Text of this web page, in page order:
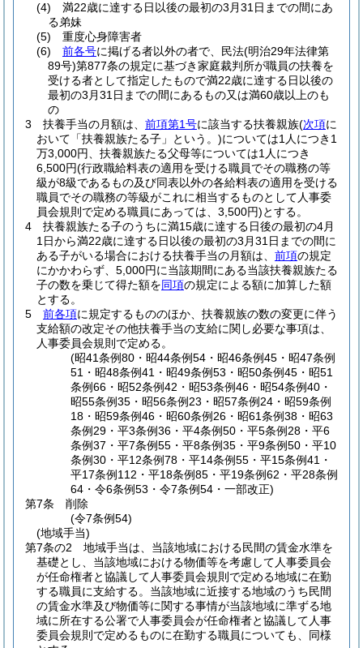
(4)
満22歳に達する日以後の最初の3月31日までの間にあ
る弟妹
(5)
重度心身障害者
(6)
前各号に掲げる者以外の者で、民法(明治29年法律第
89号)第877条の規定に基づき家庭裁判所が職員の扶養を
受ける者として指定したもので満22歳に達する日以後の
最初の3月31日までの間にあるもの又は満60歳以上のも
の
3
扶養手当の月額は、 前項第1号に該当する扶養親族(次項に
おいて「扶養親族たる子」という。)については1人につき1
万3,000円、扶養親族たる父母等については1人につき
6,500円(行政職給料表の適用を受ける職員でその職務の等
級が8級であるもの及び同表以外の各給料表の適用を受ける
職員でその職務の等級がこれに相当するものとして人事委
員会規則で定める職員にあっては、3,500円)とする。
4
扶養親族たる子のうちに満15歳に達する日後の最初の4月
1日から満22歳に達する日以後の最初の3月31日までの間に
ある子がいる場合における扶養手当の月額は、 前項の規定
にかかわらず、5,000円に当該期間にある当該扶養親族たる
子の数を乗じて得た額を同項の規定による額に加算した額
とする。
5
前各項に規定するもののほか、扶養親族の数の変更に伴う
支給額の改定その他扶養手当の支給に関し必要な事項は、
人事委員会規則で定める。
(昭41条例80・昭44条例54・昭46条例45・昭47条例
51・昭48条例41・昭49条例53・昭50条例45・昭51
条例66・昭52条例42・昭53条例46・昭54条例40・
昭55条例35・昭56条例23・昭57条例24・昭59条例
18・昭59条例46・昭60条例26・昭61条例38・昭63
条例29・平3条例36・平4条例50・平5条例28・平6
条例37・平7条例55・平8条例35・平9条例50・平10
条例30・平12条例78・平14条例55・平15条例41・
平17条例112・平18条例85・平19条例62・平28条例
64・令6条例53・令7条例54・一部改正)
第7条
削除
(令7条例54)
(地域手当)
第7条の2
地域手当は、当該地域における民間の賃金水準を
基礎とし、当該地域における物価等を考慮して人事委員会
が任命権者と協議して人事委員会規則で定める地域に在勤
する職員に支給する。 当該地域に近接する地域のうち民間
の賃金水準及び物価等に関する事情が当該地域に準ずる地
域に所在する公署で人事委員会が任命権者と協議して人事
委員会規則で定めるものに在勤する職員についても、同様